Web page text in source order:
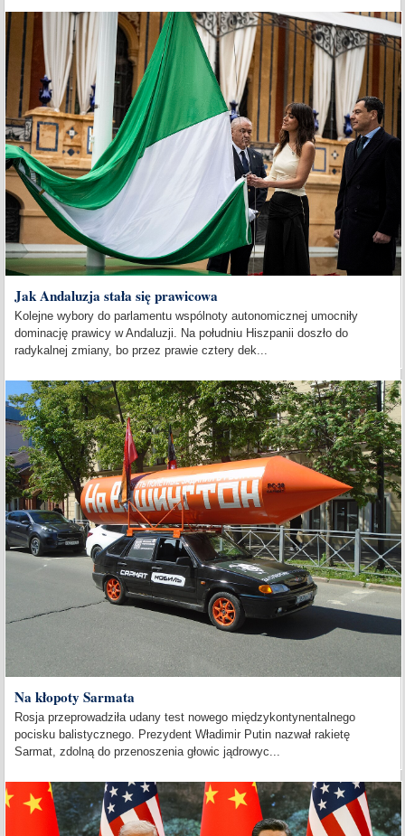
Jak Andaluzja stała się prawicowa
Kolejne wybory do parlamentu wspólnoty autonomicznej umocniły
dominację prawicy w Andaluzji. Na południu Hiszpanii doszło do
radykalnej zmiany, bo przez prawie cztery dek...
Na kłopoty Sarmata
Rosja przeprowadziła udany test nowego międzykontynentalnego
pocisku balistycznego. Prezydent Władimir Putin nazwał rakietę
Sarmat, zdolną do przenoszenia głowic jądrowyc...